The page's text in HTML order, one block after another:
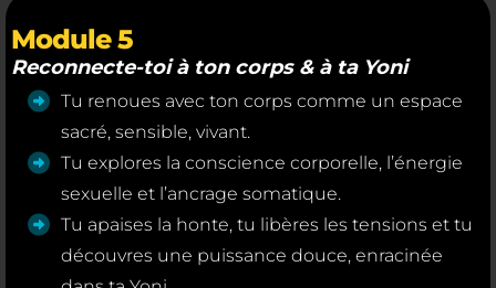
Module 5
Reconnecte-toi à ton corps & à ta Yoni
Tu renoues avec ton corps comme un espace
sacré, sensible, vivant.
Tu explores la conscience corporelle, l’énergie
sexuelle et l’ancrage somatique.
Tu apaises la honte, tu libères les tensions et tu
découvres une puissance douce, enracinée